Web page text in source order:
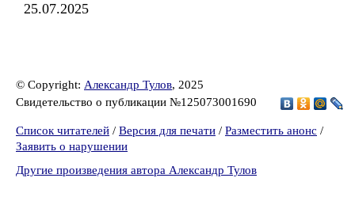
25.07.2025
© Copyright: Александр Тулов, 2025
Свидетельство о публикации №125073001690
Список читателей / Версия для печати / Разместить анонс /
Заявить о нарушении
Другие произведения автора Александр Тулов